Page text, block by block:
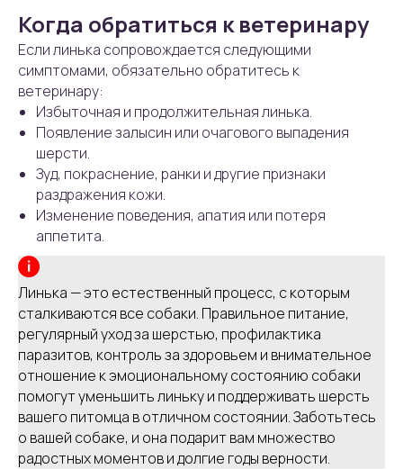
Когда обратиться к ветеринару
Если линька сопровождается следующими
симптомами, обязательно обратитесь к
ветеринару:
Избыточная и продолжительная линька.
Появление залысин или очагового выпадения
шерсти.
Зуд, покраснение, ранки и другие признаки
раздражения кожи.
Изменение поведения, апатия или потеря
аппетита.
Линька — это естественный процесс, с которым
сталкиваются все собаки. Правильное питание,
регулярный уход за шерстью, профилактика
паразитов, контроль за здоровьем и внимательное
отношение к эмоциональному состоянию собаки
помогут уменьшить линьку и поддерживать шерсть
вашего питомца в отличном состоянии. Заботьтесь
о вашей собаке, и она подарит вам множество
радостных моментов и долгие годы верности.